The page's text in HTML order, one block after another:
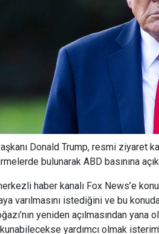
Donald Trump, resmi ziyaret
bulunarak ABD basınına
haber kanalı Fox News’e
varılmasını istediğini ve bu
yeniden açılmasından
yardımcı olmak isterim’